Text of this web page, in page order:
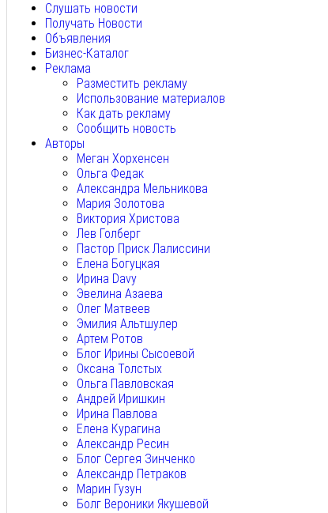
Слушать новости
Получать Новости
Объявления
Бизнес-Каталог
Реклама
Разместить рекламу
Использование материалов
Как дать рекламу
Сообщить новость
Авторы
Меган Хорхенсен
Ольга Федак
Александра Мельникова
Мария Золотова
Виктория Христова
Лев Голберг
Пастор Приск Лалиссини
Елена Богуцкая
Ирина Davy
Эвелина Азаева
Олег Матвеев
Эмилия Альтшулер
Артем Ротов
Блог Ирины Сысоевой
Оксана Толстых
Ольга Павловская
Андрей Иришкин
Ирина Павлова
Елена Курагина
Александр Ресин
Блог Сергея Зинченко
Александр Петраков
Марин Гузун
Болг Вероники Якушевой